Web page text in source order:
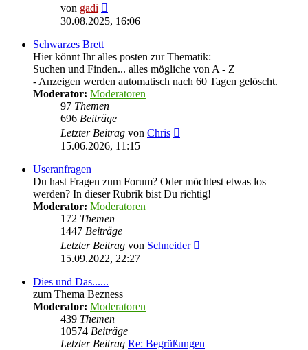
von gadi
Beitrag
30.08.2025, 16:06
Schwarzes Brett
Hier könnt Ihr alles posten zur Thematik:
Suchen und Finden... alles mögliche von A - Z
- Anzeigen werden automatisch nach 60 Tagen gelöscht.
Moderator: Moderatoren
97 Themen
696 Beiträge
Letzter Beitrag von Chris
15.06.2026, 11:15
Useranfragen
Du hast Fragen zum Forum? Oder möchtest etwas los
werden? In dieser Rubrik bist Du richtig!
Moderator: Moderatoren
172 Themen
1447 Beiträge
Letzter Beitrag von Schneider
15.09.2022, 22:27
Dies und Das......
zum Thema Bezness
Moderator: Moderatoren
439 Themen
10574 Beiträge
Letzter Beitrag Re: Begrüßungen